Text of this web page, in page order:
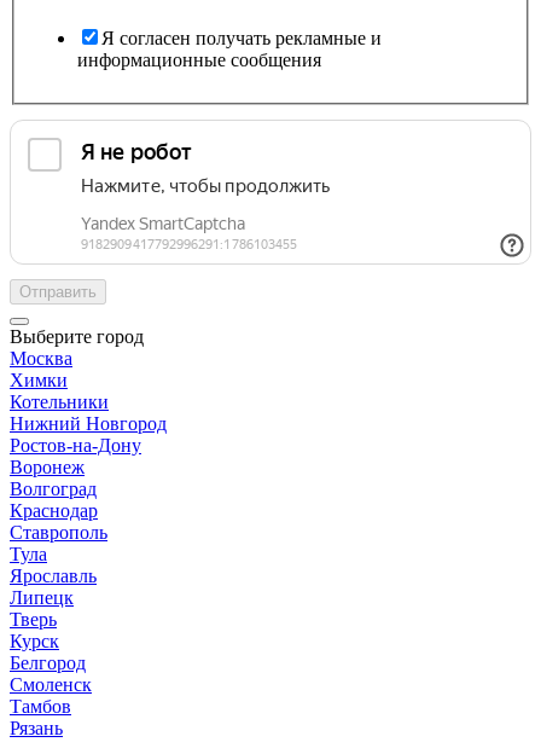
Я согласен получать рекламные и
информационные сообщения
организации
обработку
выполняемых
Отправить
Выберите город
Москва
Химки
Котельники
Нижний Новгород
Ростов-на-Дону
Воронеж
Волгоград
Краснодар
Ставрополь
Тула
Ярославль
Липецк
Тверь
Курск
Белгород
Смоленск
Тамбов
Рязань